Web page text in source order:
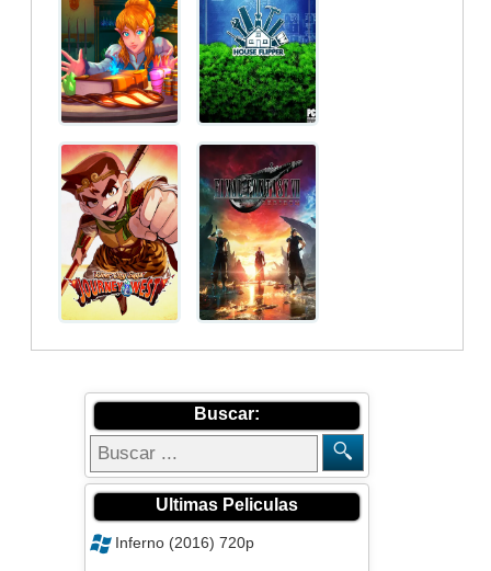
Buscar:
Ultimas Peliculas
Inferno (2016) 720p